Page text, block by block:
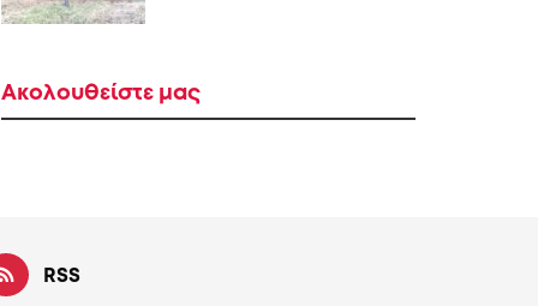
Ακολουθείστε μας
RSS